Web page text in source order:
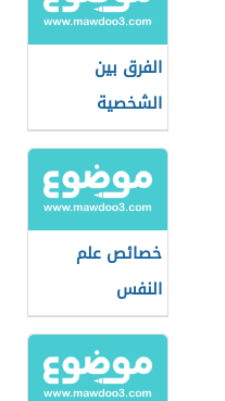
الفرق بين
الشخصية
السيكوباتية
والشخصية
المضادة للمجتمع
خصائص علم
النفس